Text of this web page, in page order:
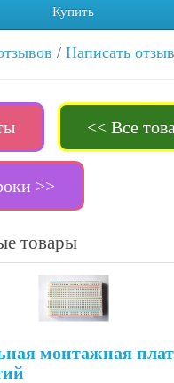
Купить
/ Написать отзыв
<< Все
>>
товары
монтажная